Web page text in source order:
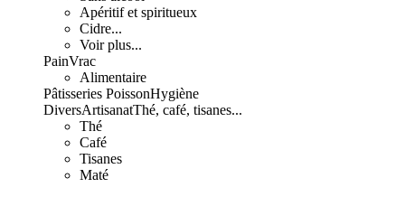
Apéritif et spiritueux
Cidre...
Voir plus...
PainVrac
Alimentaire
Pâtisseries PoissonHygiène
DiversArtisanatThé, café, tisanes...
Thé
Café
Tisanes
Maté